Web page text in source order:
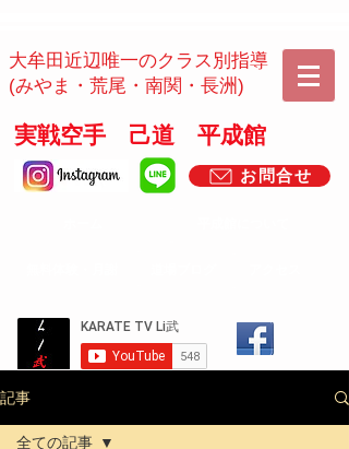
​​大牟田近辺唯一のクラス別指導
(みやま・荒尾・南関・長洲)
実戦空手 己道 平成館
お問合せ
記事
全ての記事